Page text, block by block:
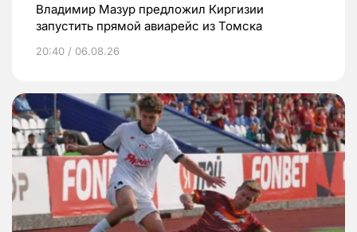
Владимир Мазур предложил Киргизии
запустить прямой авиарейс из Томска
20:40 / 06.08.26